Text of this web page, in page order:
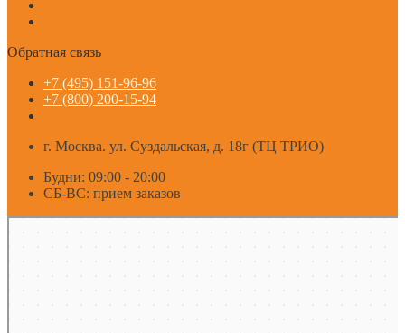
Обратная связь
+7 (495) 151-96-96
+7 (800) 200-15-94
г. Москва. ул. Суздальская, д. 18г (ТЦ ТРИО)
Будни: 09:00 - 20:00
СБ-ВС: прием заказов